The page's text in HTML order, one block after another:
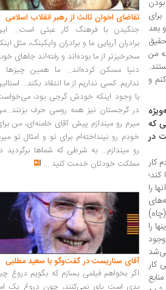
بعد
من
هستند.
و
که
در
کار
را
را
کار
تقاضای اخوان ثالث از رهبر انقلاب اسلامی
جنگیدن با فرهنگ کار عبثی است...
برادران آریایی ما و برادران وایکینگ، مثل
سحرخیزتر از ما بوده‌اند و رفته‌اند جاهای
دنیا مسکن کرده‌اند... ما همین چیزها
نداریم. کسی نداریم از ما انتقاد بکند...
با وجود اینکه خودش گرجی بود،
در گرجستان نیز همه روسی حرف
میرم رو میندازم پیش آقای خامنه‌ای، من
خودم رو نینداخته‌ام برای تو و امثال تو
رو میندازم... به شرطی که شماها برگردید
مملکت خودتان خدمت کنید ...
آقای سناریست در گفت‌وگو با سعید مطلبی
اگر بخواهم فیلمی بسازم که بگویم دروغ
بدی است باور نمی‌کنند، چون دروغ یک